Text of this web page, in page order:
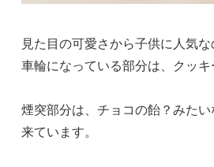
見た目の可愛さから子供に人気
車輪になっている部分は、クッキ
煙突部分は、チョコの飴？みた
来ています。